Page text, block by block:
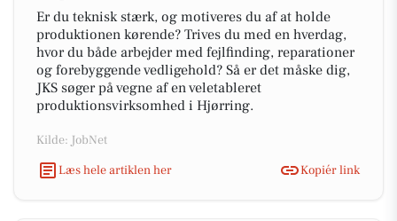
Er du teknisk stærk, og motiveres du af at holde
produktionen kørende? Trives du med en hverdag,
hvor du både arbejder med fejlfinding, reparationer
og forebyggende vedligehold? Så er det måske dig,
JKS søger på vegne af en veletableret
produktionsvirksomhed i Hjørring.
Kilde: JobNet
Læs hele artiklen her
Kopiér link